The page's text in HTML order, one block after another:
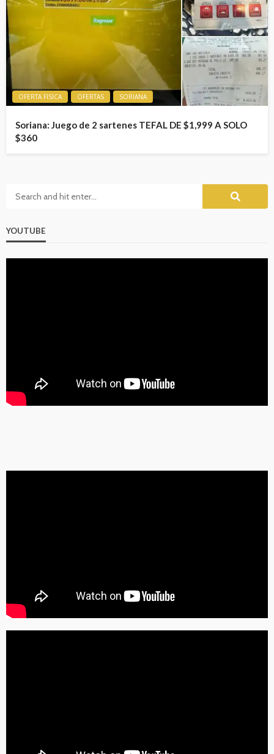
OFERTA FISICA OFERTAS SORIANA
Soriana: Juego de 2 sartenes TEFAL DE $1,999 A SOLO
$360
YOUTUBE